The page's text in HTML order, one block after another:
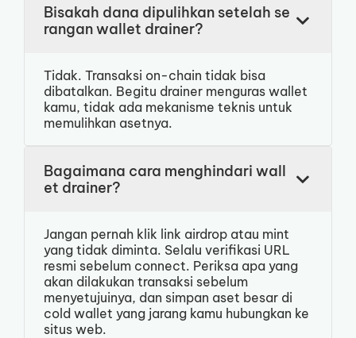
Bisakah dana dipulihkan setelah se
rangan wallet drainer?
Tidak. Transaksi on-chain tidak bisa
dibatalkan. Begitu drainer menguras wallet
kamu, tidak ada mekanisme teknis untuk
memulihkan asetnya.
Bagaimana cara menghindari wall
et drainer?
Jangan pernah klik link airdrop atau mint
yang tidak diminta. Selalu verifikasi URL
resmi sebelum connect. Periksa apa yang
akan dilakukan transaksi sebelum
menyetujuinya, dan simpan aset besar di
cold wallet yang jarang kamu hubungkan ke
situs web.